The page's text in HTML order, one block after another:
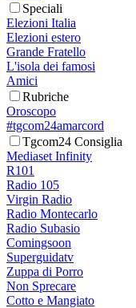
Speciali
Elezioni Italia
Elezioni estero
Grande Fratello
L'isola dei famosi
Amici
Rubriche
Oroscopo
#tgcom24amarcord
Tgcom24 Consiglia
Mediaset Infinity
R101
Radio 105
Virgin Radio
Radio Montecarlo
Radio Subasio
Comingsoon
Superguidatv
Zuppa di Porro
Non Sprecare
Cotto e Mangiato